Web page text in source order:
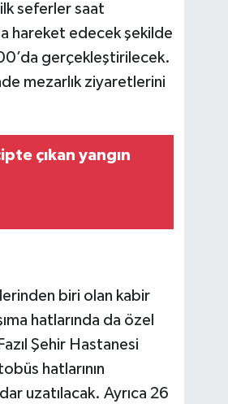
seferler saat
hareket edecek şekilde
gerçekleştirilecek.
mezarlık ziyaretlerini
çıkan yangın
biri olan kabir
hatlarında da özel
Şehir Hastanesi
hatlarının
uzatılacak. Ayrıca 26